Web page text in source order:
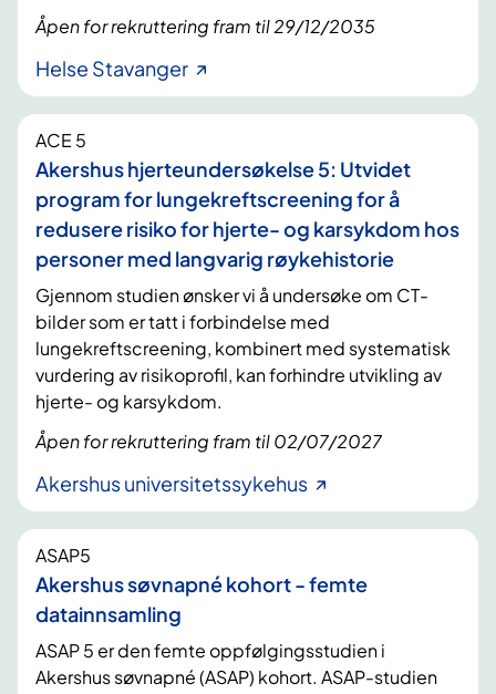
Åpen for rekruttering fram til 29/12/2035
Helse Stavanger
ACE 5
Akershus hjerteundersøkelse 5: Utvidet
program for lungekreftscreening for å
redusere risiko for hjerte- og karsykdom hos
personer med langvarig røykehistorie
Gjennom studien ønsker vi å undersøke om CT-
bilder som er tatt i forbindelse med
lungekreftscreening, kombinert med systematisk
vurdering av risikoprofil, kan forhindre utvikling av
hjerte- og karsykdom.
Åpen for rekruttering fram til 02/07/2027
Akershus universitetssykehus
ASAP5
Akershus søvnapné kohort - femte
datainnsamling
ASAP 5 er den femte oppfølgingsstudien i
Akershus søvnapné (ASAP) kohort. ASAP-studien